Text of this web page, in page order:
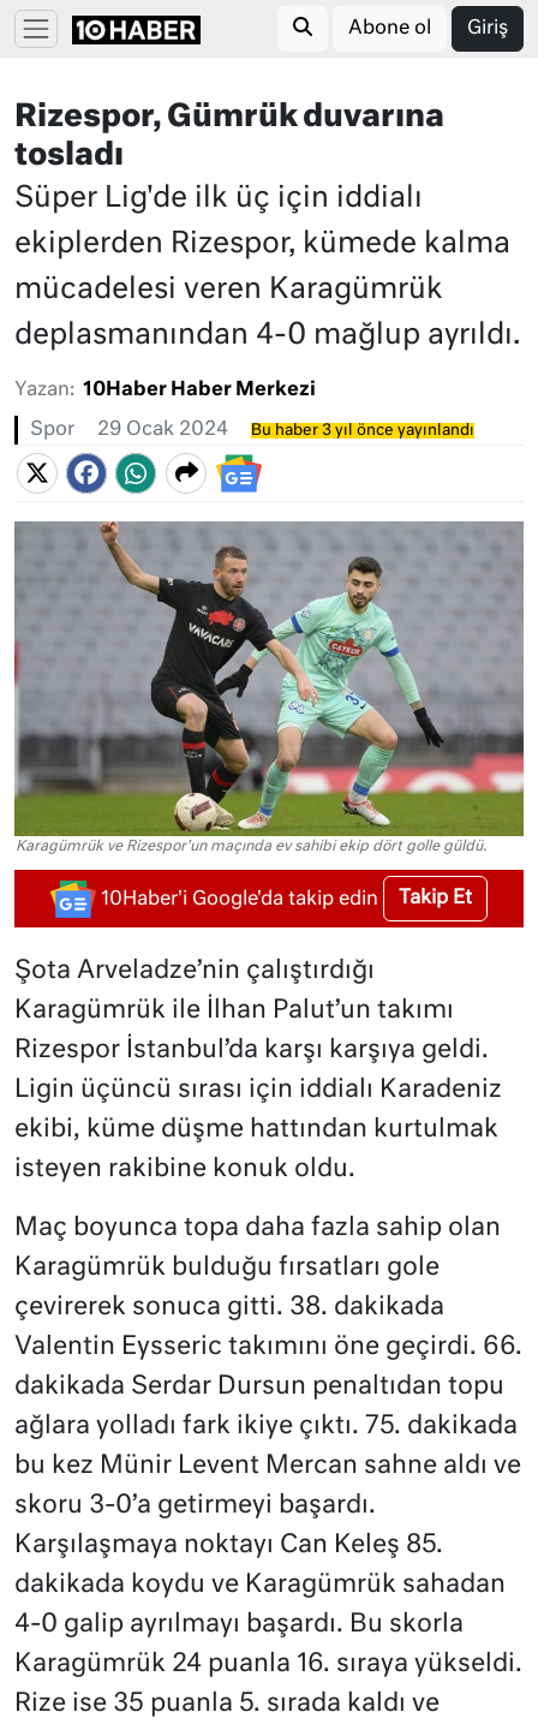
Abone ol Giriş
Rizespor, Gümrük duvarına
tosladı
Süper Lig'de ilk üç için iddialı
ekiplerden Rizespor, kümede kalma
mücadelesi veren Karagümrük
deplasmanından 4-0 mağlup ayrıldı.
Yazan: 10Haber Haber Merkezi
Spor 29 Ocak 2024 Bu haber 3 yıl önce yayınlandı
Karagümrük ve Rizespor'un maçında ev sahibi ekip dört golle güldü.
10Haber'i Google'da takip edin Takip Et
Şota Arveladze’nin çalıştırdığı
Karagümrük ile İlhan Palut’un takımı
Rizespor İstanbul’da karşı karşıya geldi.
Ligin üçüncü sırası için iddialı Karadeniz
ekibi, küme düşme hattından kurtulmak
isteyen rakibine konuk oldu.
Maç boyunca topa daha fazla sahip olan
Karagümrük bulduğu fırsatları gole
çevirerek sonuca gitti. 38. dakikada
Valentin Eysseric takımını öne geçirdi. 66.
dakikada Serdar Dursun penaltıdan topu
ağlara yolladı fark ikiye çıktı. 75. dakikada
bu kez Münir Levent Mercan sahne aldı ve
skoru 3-0’a getirmeyi başardı.
Karşılaşmaya noktayı Can Keleş 85.
dakikada koydu ve Karagümrük sahadan
4-0 galip ayrılmayı başardı. Bu skorla
Karagümrük 24 puanla 16. sıraya yükseldi.
Rize ise 35 puanla 5. sırada kaldı ve